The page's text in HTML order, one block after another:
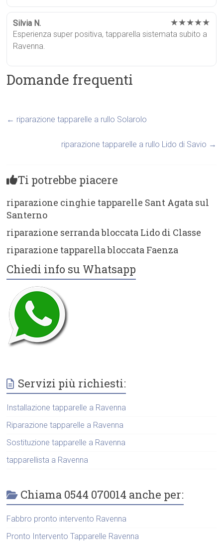
Silvia N. ★★★★★
Esperienza super positiva, tapparella sistemata subito a
Ravenna.
Domande frequenti
← riparazione tapparelle a rullo Solarolo
riparazione tapparelle a rullo Lido di Savio →
Ti potrebbe piacere
riparazione cinghie tapparelle Sant Agata sul
Santerno
riparazione serranda bloccata Lido di Classe
riparazione tapparella bloccata Faenza
Chiedi info su Whatsapp
Servizi più richiesti:
Installazione tapparelle a Ravenna
Riparazione tapparelle a Ravenna
Sostituzione tapparelle a Ravenna
tapparellista a Ravenna
Chiama 0544 070014 anche per:
Fabbro pronto intervento Ravenna
Pronto Intervento Tapparelle Ravenna